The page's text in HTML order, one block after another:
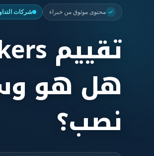
محتوى موثوق من خبراء شركات
هل هو
نصب؟